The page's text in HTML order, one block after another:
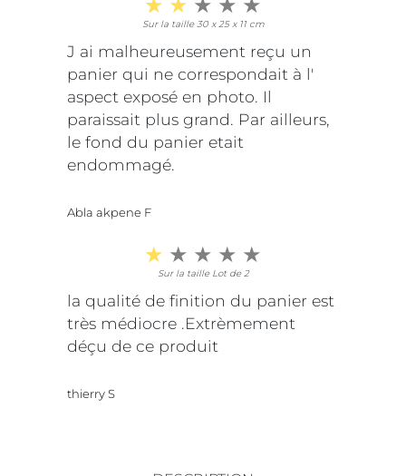
Sur la taille 30 x 25 x 11 cm
J ai malheureusement reçu un
panier qui ne correspondait à l'
aspect exposé en photo. Il
paraissait plus grand. Par ailleurs,
le fond du panier etait
endommagé.
Abla akpene F
Sur la taille Lot de 2
la qualité de finition du panier est
très médiocre .Extrèmement
déçu de ce produit
thierry S